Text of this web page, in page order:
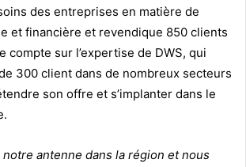
des entreprises en matière de
et financière et revendique 850 clients
compte sur l’expertise de DWS, qui
300 client dans de nombreux secteurs
son offre et s’implanter dans le
notre antenne dans la région et nous